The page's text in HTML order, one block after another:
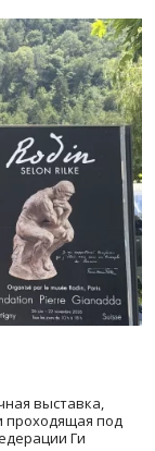
выставка,
проходящая под
Ги